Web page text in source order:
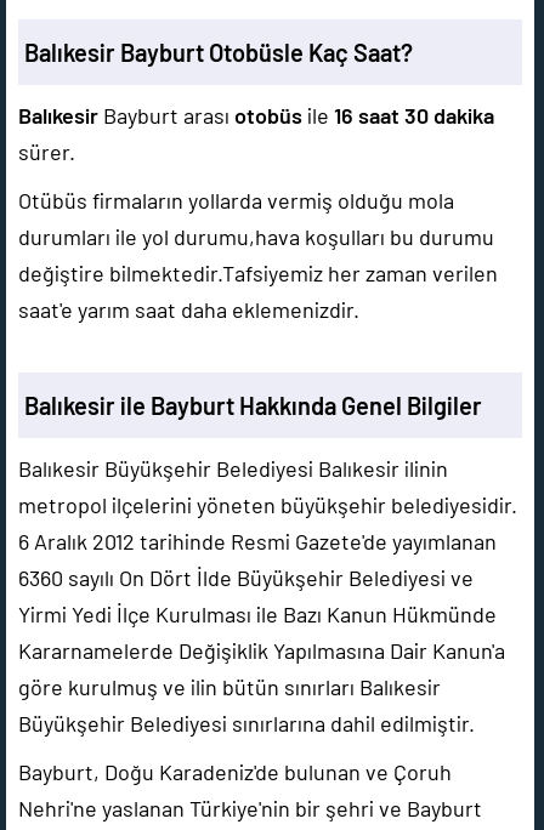
Balıkesir Bayburt Otobüsle Kaç Saat?
Balıkesir Bayburt arası otobüs ile 16 saat 30 dakika
sürer.
Otübüs firmaların yollarda vermiş olduğu mola
durumları ile yol durumu,hava koşulları bu durumu
değiştire bilmektedir.Tafsiyemiz her zaman verilen
saat'e yarım saat daha eklemenizdir.
Balıkesir ile Bayburt Hakkında Genel Bilgiler
Balıkesir Büyükşehir Belediyesi Balıkesir ilinin
metropol ilçelerini yöneten büyükşehir belediyesidir.
6 Aralık 2012 tarihinde Resmi Gazete'de yayımlanan
6360 sayılı On Dört İlde Büyükşehir Belediyesi ve
Yirmi Yedi İlçe Kurulması ile Bazı Kanun Hükmünde
Kararnamelerde Değişiklik Yapılmasına Dair Kanun'a
göre kurulmuş ve ilin bütün sınırları Balıkesir
Büyükşehir Belediyesi sınırlarına dahil edilmiştir.
Bayburt, Doğu Karadeniz'de bulunan ve Çoruh
Nehri'ne yaslanan Türkiye'nin bir şehri ve Bayburt